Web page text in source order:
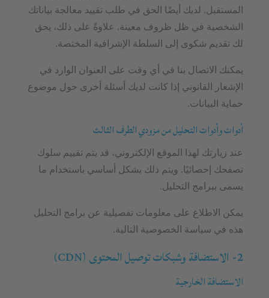
المستقبل. لديك أيضًا الحق في طلب تقييد معالجة بياناتك
الشخصية في ظل ظروف معينة. علاوةً على ذلك، يحق
لك تقديم شكوى إلى السلطة الإشرافية المختصة.
يمكنك الاتصال بنا في أي وقت على العنوان الوارد في
الإشعار القانوني إذا كانت لديك أسئلة أخرى حول موضوع
حماية البيانات.
أدوات وأدوات التحليل من مزودي الطرف الثالث
عند زيارتك لهذا الموقع الإلكتروني، قد يتم تقييم سلوك
تصفحك إحصائيًا. ويتم ذلك بشكل أساسي باستخدام ما
يسمى ببرامج التحليل.
يمكن الاطلاع على معلومات تفصيلية عن برامج التحليل
هذه في سياسة الخصوصية التالية.
2- الاستضافة وشبكات توصيل المحتوى (CDN)
الاستضافة الخارجية